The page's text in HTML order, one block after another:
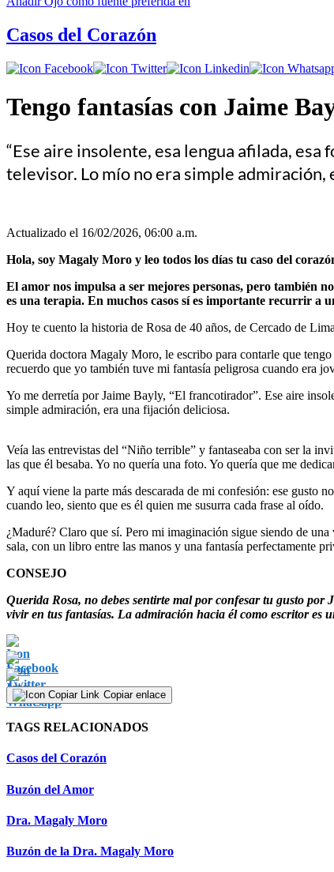
Casos del Corazón
Tengo fantasías con Jaime
“Ese aire insolente, esa lengua afilada,
televisor. Lo mío no era simple admiración,
Actualizado el 16/02/2026, 06:00 a.m.
Hola, soy Magaly Moro y leo todos los días tu caso del
El amor nos impulsa a ser mejores personas, pero también
es una terapia. En muchos casos sí es importante recurrir a
Hoy te cuento la historia de Rosa de 40 años, de Cercado de
Querida doctora Magaly Moro, le escribo para contarle que
recuerdo que yo también tuve mi fantasía peligrosa cuando era
Yo me derretía por Jaime Bayly, “El francotirador”. Ese aire
simple admiración, era una fijación deliciosa.
Veía las entrevistas del “Niño terrible” y fantaseaba con ser la
las que él besaba. Yo no quería una foto. Yo quería que me
Y aquí viene la parte más descarada de mi confesión: ese gusto
cuando leo, siento que es él quien me susurra cada frase al oído.
¿Maduré? Claro que sí. Pero mi imaginación sigue siendo de
sala, con un libro entre las manos y una fantasía perfectamente
CONSEJO
Querida Rosa, no debes sentirte mal por confesar tu gusto por
vivir en tus fantasías. La admiración hacia él como escritor es
Copiar enlace
TAGS RELACIONADOS
Casos del Corazón
Buzón del Amor
Dra. Magaly Moro
Buzón de la Dra. Magaly Moro